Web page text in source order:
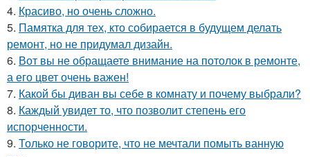
4. Красиво, но очень сложно.
5. Памятка для тех, кто собирается в будущем делать
ремонт, но не придумал дизайн.
6. Вот вы не обращаете внимание на потолок в ремонте,
а его цвет очень важен!
7. Какой бы диван вы себе в комнату и почему выбрали?
8. Каждый увидет то, что позволит степень его
испорченности.
9. Только не говорите, что не мечтали помыть ванную